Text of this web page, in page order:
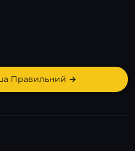
Правильний →